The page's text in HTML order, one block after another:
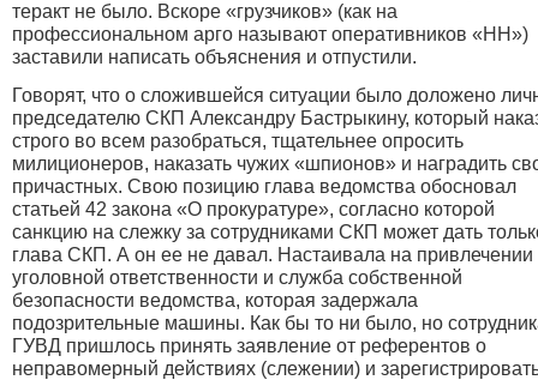
теракт не было. Вскоре «грузчиков» (как на
профессиональном арго называют оперативников «НН»)
заставили написать объяснения и отпустили.
Говорят, что о сложившейся ситуации было доложено
председателю СКП Александру Бастрыкину, который
строго во всем разобраться, тщательнее опросить
милиционеров, наказать чужих «шпионов» и наградить
причастных. Свою позицию глава ведомства обосновал
статьей 42 закона «О прокуратуре», согласно которой
санкцию на слежку за сотрудниками СКП может дать
глава СКП. А он ее не давал. Настаивала на привлечении
уголовной ответственности и служба собственной
безопасности ведомства, которая задержала
подозрительные машины. Как бы то ни было, но
ГУВД пришлось принять заявление от референтов о
неправомерный действиях (слежении) и